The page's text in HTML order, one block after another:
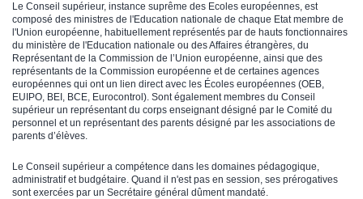
Le Conseil supérieur, instance suprême des Ecoles européennes, est
composé des ministres de l'Education nationale de chaque Etat membre de
l'Union européenne, habituellement représentés par de hauts fonctionnaires
du ministère de l'Education nationale ou des Affaires étrangères, du
Représentant de la Commission de l’Union européenne, ainsi que des
représentants de la Commission européenne et de certaines agences
européennes qui ont un lien direct avec les Écoles européennes (OEB,
EUIPO, BEI, BCE, Eurocontrol). Sont également membres du Conseil
supérieur un représentant du corps enseignant désigné par le Comité du
personnel et un représentant des parents désigné par les associations de
parents d’élèves.
Le Conseil supérieur a compétence dans les domaines pédagogique,
administratif et budgétaire. Quand il n'est pas en session, ses prérogatives
sont exercées par un Secrétaire général dûment mandaté.